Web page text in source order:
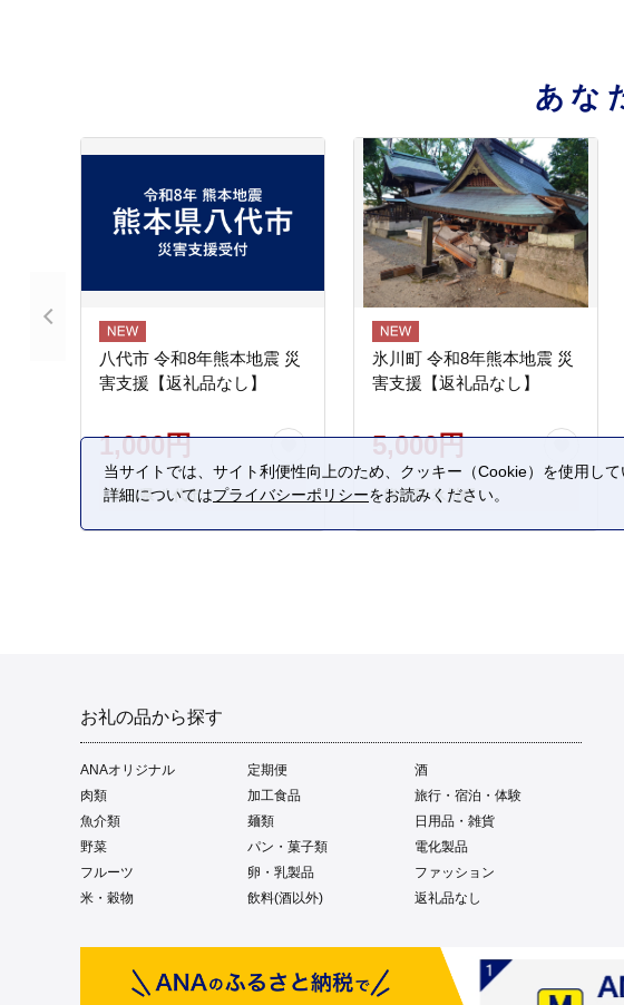
あな
八代市 令和8年熊本地震 災
害支援【返礼品なし】
1,000円
熊本県 八代市
氷川町 令和8年熊本地震 災
害支援【返礼品なし】
5,000円
熊本県 氷川町
お礼の品から探す
ANAオリジナル 定期便
酒
肉類
加工食品
旅行・宿泊・体験
魚介類
麺類
日用品・雑貨
野菜
パン・菓子類
電化製品
フルーツ
卵・乳製品
ファッション
米・穀物
飲料(酒以外) 返礼品なし
当サイトでは、サイト利便性向上のため、クッキー（Cookie）を使用し
詳細についてはプライバシーポリシーをお読みください。